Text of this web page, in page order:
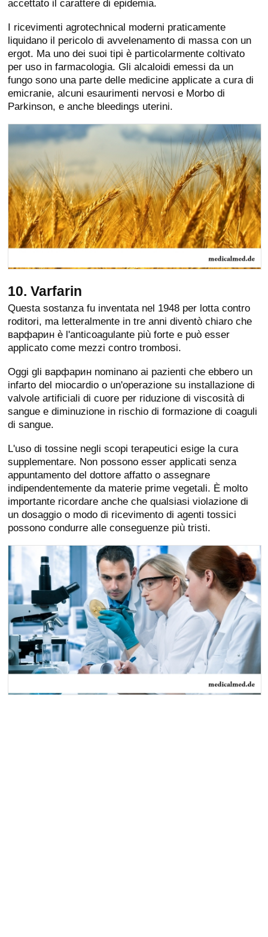
accettato il carattere di epidemia.
I ricevimenti agrotechnical moderni praticamente
liquidano il pericolo di avvelenamento di massa con un
ergot. Ma uno dei suoi tipi è particolarmente coltivato
per uso in farmacologia. Gli alcaloidi emessi da un
fungo sono una parte delle medicine applicate a cura di
emicranie, alcuni esaurimenti nervosi e Morbo di
Parkinson, e anche bleedings uterini.
10. Varfarin
Questa sostanza fu inventata nel 1948 per lotta contro
roditori, ma letteralmente in tre anni diventò chiaro che
варфарин è l'anticoagulante più forte e può esser
applicato come mezzi contro trombosi.
Oggi gli варфарин nominano ai pazienti che ebbero un
infarto del miocardio o un'operazione su installazione di
valvole artificiali di cuore per riduzione di viscosità di
sangue e diminuzione in rischio di formazione di coaguli
di sangue.
L'uso di tossine negli scopi terapeutici esige la cura
supplementare. Non possono esser applicati senza
appuntamento del dottore affatto o assegnare
indipendentemente da materie prime vegetali. È molto
importante ricordare anche che qualsiasi violazione di
un dosaggio o modo di ricevimento di agenti tossici
possono condurre alle conseguenze più tristi.